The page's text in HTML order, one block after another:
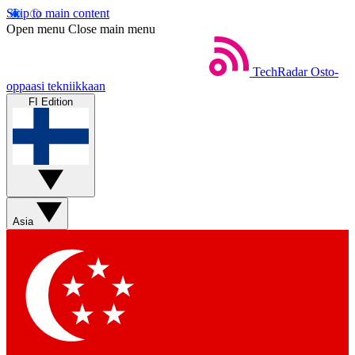
Skip to main content
Open menu Close main menu
TechRadar Osto-
oppaasi tekniikkaan
FI Edition
Asia